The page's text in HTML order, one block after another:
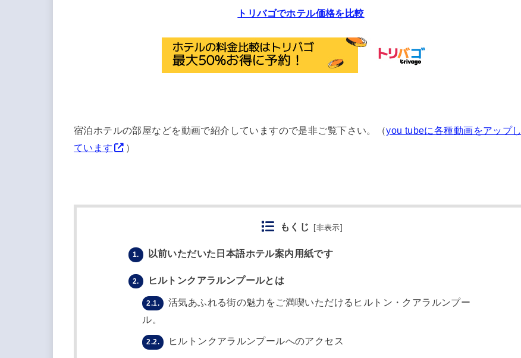
トリバゴでホテル価格を比較
宿泊ホテルの部屋などを動画で紹介していますので是非ご覧下さい。（you tubeに各種動画をアップし
ています
）
もくじ 非表示
1. 以前いただいた日本語ホテル案内用紙です
2. ヒルトンクアラルンプールとは
2.1.
活気あふれる街の魅力をご満喫いただけるヒルトン・クアラルンプー
ル。
2.2. ヒルトンクアラルンプールへのアクセス